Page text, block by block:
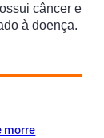
câncer e
à doença.
morre